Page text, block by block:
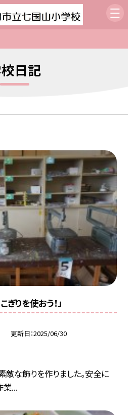
日記
りを使おう！」
更新日 2025/06/30
敵な飾りを作りました。安全に
業...